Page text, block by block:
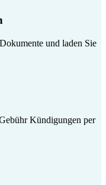
und laden Sie
Kündigungen per